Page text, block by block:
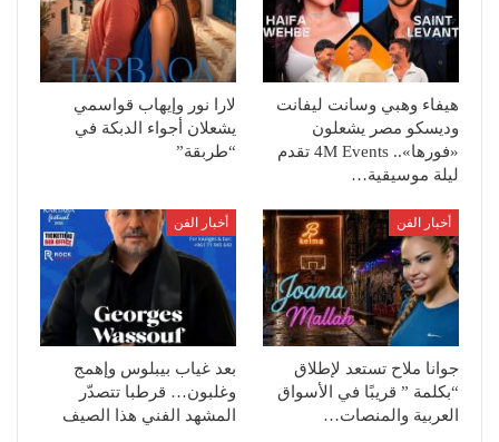
هيفاء وهبي وسانت ليفانت
وديسكو مصر يشعلون
«فورها».. 4M Events تقدم
ليلة موسيقية…
لارا نور وإيهاب قواسمي
يشعلان أجواء الدبكة في
“طربقة”
أخبار الفن
جوانا ملاح تستعد لإطلاق
“بكلمة ” قريبًا في الأسواق
العربية والمنصات…
أخبار الفن
بعد غياب بيبلوس وإهمج
وغلبون… قرطبا تتصدّر
المشهد الفني هذا الصيف